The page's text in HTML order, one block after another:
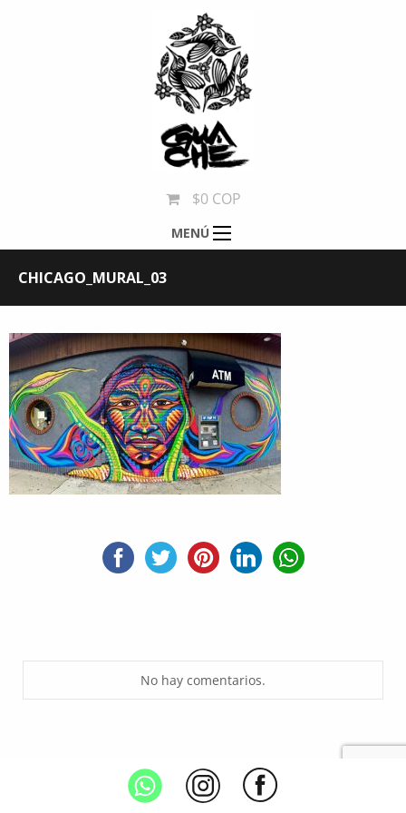
$0 COP
MENÚ
CHICAGO_MURAL_03
No hay comentarios.